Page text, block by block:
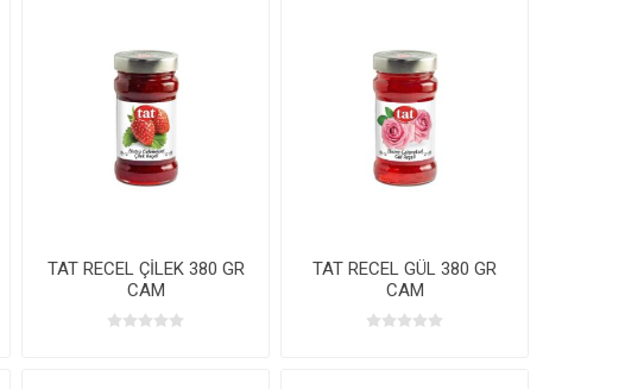
TAT RECEL ÇİLEK 380 GR
CAM
TAT RECEL GÜL 380 GR
CAM